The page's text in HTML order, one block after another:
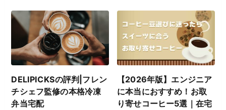
DELIPICKSの評判|フレン
チシェフ監修の本格冷凍
弁当宅配
【2026年版】エンジニア
に本当におすすめ！お取
り寄せコーヒー5選｜在宅